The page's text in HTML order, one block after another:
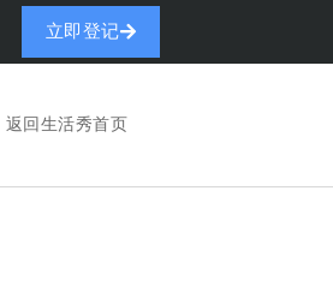
立即登记
返回生活秀首页